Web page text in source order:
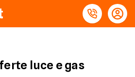
luce e gas